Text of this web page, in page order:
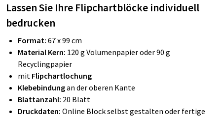
Lassen Sie Ihre Flipchartblöcke individuell
bedrucken
Format: 67 x 99 cm
Material Kern: 120 g Volumenpapier oder 90 g
Recyclingpapier
mit Flipchartlochung
Klebebindungan der oberen Kante
Blattanzahl: 20 Blatt
Druckdaten: Online Block selbst gestalten oder fertige